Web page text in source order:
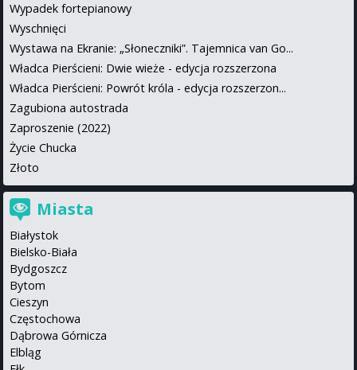
Wypadek fortepianowy
Wyschnięci
Wystawa na Ekranie: „Słoneczniki”. Tajemnica van Go...
Władca Pierścieni: Dwie wieże - edycja rozszerzona
Władca Pierścieni: Powrót króla - edycja rozszerzon...
Zagubiona autostrada
Zaproszenie (2022)
Życie Chucka
Złoto
Miasta
Białystok
Bielsko-Biała
Bydgoszcz
Bytom
Cieszyn
Częstochowa
Dąbrowa Górnicza
Elbląg